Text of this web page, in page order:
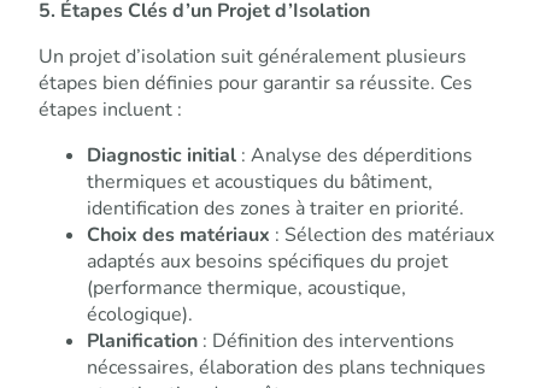
5. Étapes Clés d’un Projet d’Isolation
Un projet d’isolation suit généralement plusieurs
étapes bien définies pour garantir sa réussite. Ces
étapes incluent :
Diagnostic initial : Analyse des déperditions
thermiques et acoustiques du bâtiment,
identification des zones à traiter en priorité.
Choix des matériaux : Sélection des matériaux
adaptés aux besoins spécifiques du projet
(performance thermique, acoustique,
écologique).
Planification : Définition des interventions
nécessaires, élaboration des plans techniques